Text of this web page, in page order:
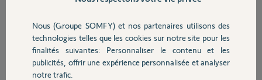
Sécurité
Domotique
J'ai appareillé sans souci les télécommandes Keypop2 sur les 2
J'ai voulu faire le même avec le clavier rts. cela à fonctionné pour
l'ouverture totale (bouton 1) mais quand il faut le faire pour le bouton
2 (piéton) impossible.
J'ai tenté à plusieurs reprises et rien n'y fait.
Nous (Groupe SOMFY) et nos partenaires utilisons des
technologies telles que les cookies sur notre site pour les
finalités suivantes: Personnaliser le contenu et les
publicités, offrir une expérience personnalisée et analyser
notre trafic.